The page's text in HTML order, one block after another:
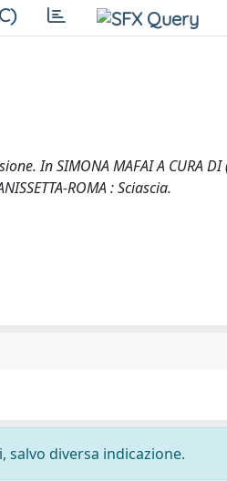
In SIMONA MAFAI A CURA DI
ROMA : Sciascia.
diversa indicazione.